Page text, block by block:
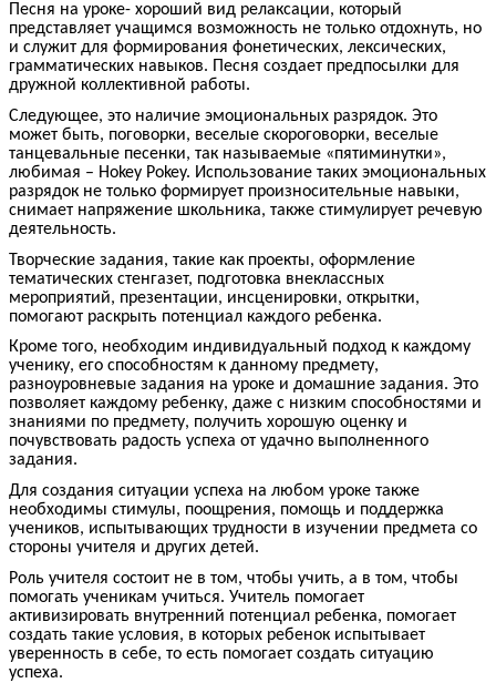
Песня на уроке- хороший вид релаксации, который
представляет учащимся возможность не только отдохнуть, но
и служит для формирования фонетических, лексических,
грамматических навыков. Песня создает предпосылки для
дружной коллективной работы.
Следующее, это наличие эмоциональных разрядок. Это
может быть, поговорки, веселые скороговорки, веселые
танцевальные песенки, так называемые «пятиминутки»,
любимая – Hokey Pokey. Использование таких эмоциональных
разрядок не только формирует произносительные навыки,
снимает напряжение школьника, также стимулирует речевую
деятельность.
Творческие задания, такие как проекты, оформление
тематических стенгазет, подготовка внеклассных
мероприятий, презентации, инсценировки, открытки,
помогают раскрыть потенциал каждого ребенка.
Кроме того, необходим индивидуальный подход к каждому
ученику, его способностям к данному предмету,
разноуровневые задания на уроке и домашние задания. Это
позволяет каждому ребенку, даже с низким способностями и
знаниями по предмету, получить хорошую оценку и
почувствовать радость успеха от удачно выполненного
задания.
Для создания ситуации успеха на любом уроке также
необходимы стимулы, поощрения, помощь и поддержка
учеников, испытывающих трудности в изучении предмета со
стороны учителя и других детей.
Роль учителя состоит не в том, чтобы учить, а в том, чтобы
помогать ученикам учиться. Учитель помогает
активизировать внутренний потенциал ребенка, помогает
создать такие условия, в которых ребенок испытывает
уверенность в себе, то есть помогает создать ситуацию
успеха.